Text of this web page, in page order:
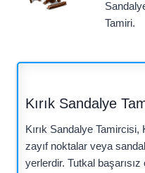
Tamiri.
Kırık Sandalye
Kırık Sandalye Tamircisi,
zayıf noktalar veya
yerlerdir. Tutkal